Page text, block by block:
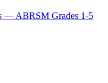
— ABRSM Grades 1-5